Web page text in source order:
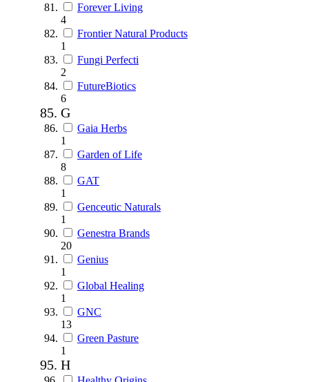
Forever Living
4
Frontier Natural Products
1
Fungi Perfecti
2
FutureBiotics
6
G
Gaia Herbs
1
Garden of Life
8
GAT
1
Genceutic Naturals
1
Genestra Brands
20
Genius
1
Global Healing
1
GNC
13
Green Pasture
1
H